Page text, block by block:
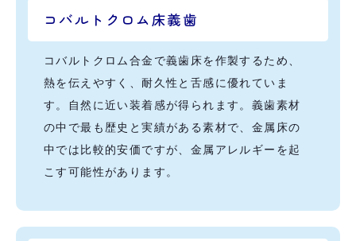
コバルトクロム床義歯
コバルトクロム合金で義歯床を作製するため、
熱を伝えやすく、耐久性と舌感に優れていま
す。自然に近い装着感が得られます。義歯素材
の中で最も歴史と実績がある素材で、金属床の
中では比較的安価ですが、金属アレルギーを起
こす可能性があります。